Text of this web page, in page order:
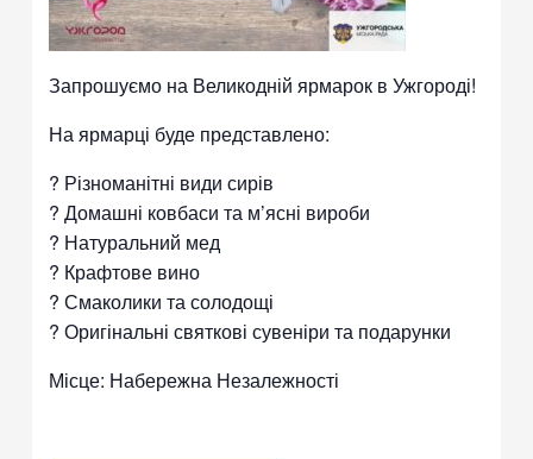
Запрошуємо на Великодній ярмарок в Ужгороді!
На ярмарці буде представлено:
? Різноманітні види сирів
? Домашні ковбаси та м’ясні вироби
? Натуральний мед
? Крафтове вино
? Смаколики та солодощі
? Оригінальні святкові сувеніри та подарунки
Місце: Набережна Незалежності